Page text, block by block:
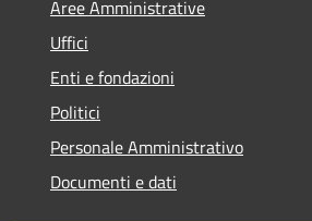
Aree Amministrative
Uffici
Enti e fondazioni
Politici
Personale Amministrativo
Documenti e dati